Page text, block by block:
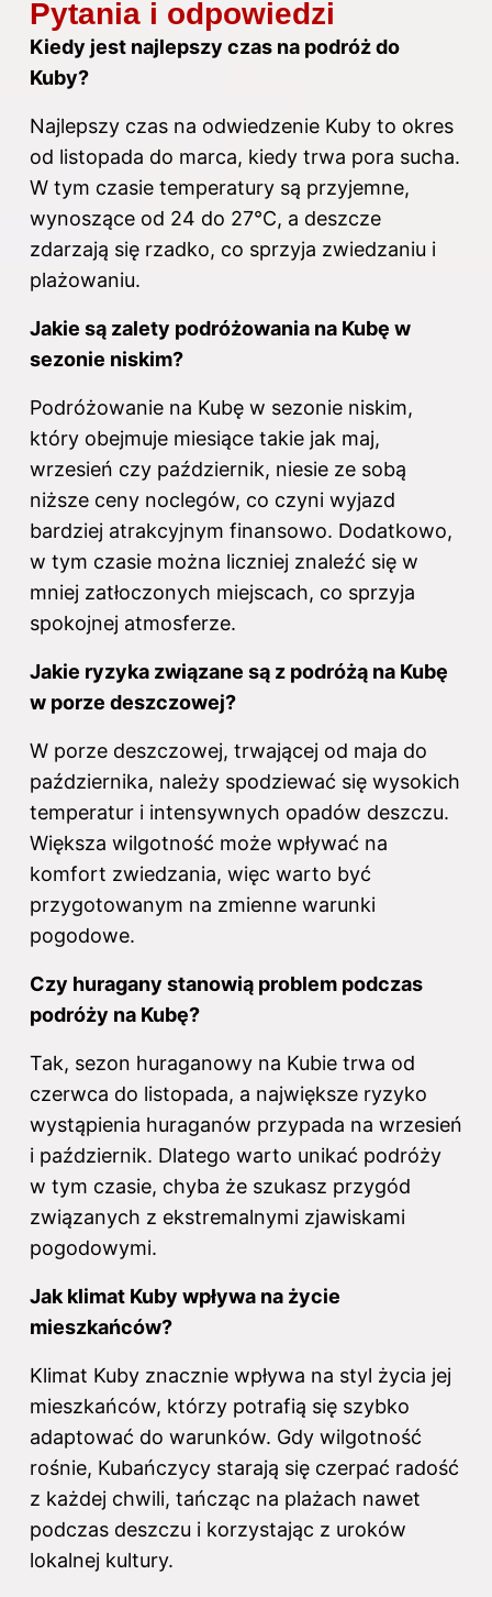
Pytania i odpowiedzi
Kiedy jest najlepszy czas na podróż do
Kuby?
Najlepszy czas na odwiedzenie Kuby to okres
od listopada do marca, kiedy trwa pora sucha.
W tym czasie temperatury są przyjemne,
wynoszące od 24 do 27°C, a deszcze
zdarzają się rzadko, co sprzyja zwiedzaniu i
plażowaniu.
Jakie są zalety podróżowania na Kubę w
sezonie niskim?
Podróżowanie na Kubę w sezonie niskim,
który obejmuje miesiące takie jak maj,
wrzesień czy październik, niesie ze sobą
niższe ceny noclegów, co czyni wyjazd
bardziej atrakcyjnym finansowo. Dodatkowo,
w tym czasie można liczniej znaleźć się w
mniej zatłoczonych miejscach, co sprzyja
spokojnej atmosferze.
Jakie ryzyka związane są z podróżą na Kubę
w porze deszczowej?
W porze deszczowej, trwającej od maja do
października, należy spodziewać się wysokich
temperatur i intensywnych opadów deszczu.
Większa wilgotność może wpływać na
komfort zwiedzania, więc warto być
przygotowanym na zmienne warunki
pogodowe.
Czy huragany stanowią problem podczas
podróży na Kubę?
Tak, sezon huraganowy na Kubie trwa od
czerwca do listopada, a największe ryzyko
wystąpienia huraganów przypada na wrzesień
i październik. Dlatego warto unikać podróży
w tym czasie, chyba że szukasz przygód
związanych z ekstremalnymi zjawiskami
pogodowymi.
Jak klimat Kuby wpływa na życie
mieszkańców?
Klimat Kuby znacznie wpływa na styl życia jej
mieszkańców, którzy potrafią się szybko
adaptować do warunków. Gdy wilgotność
rośnie, Kubańczycy starają się czerpać radość
z każdej chwili, tańcząc na plażach nawet
podczas deszczu i korzystając z uroków
lokalnej kultury.